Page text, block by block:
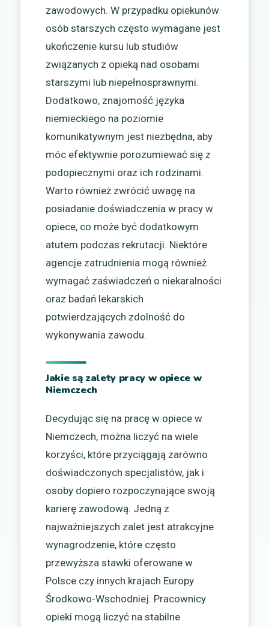
zawodowych. W przypadku opiekunów
osób starszych często wymagane jest
ukończenie kursu lub studiów
związanych z opieką nad osobami
starszymi lub niepełnosprawnymi.
Dodatkowo, znajomość języka
niemieckiego na poziomie
komunikatywnym jest niezbędna, aby
móc efektywnie porozumiewać się z
podopiecznymi oraz ich rodzinami.
Warto również zwrócić uwagę na
posiadanie doświadczenia w pracy w
opiece, co może być dodatkowym
atutem podczas rekrutacji. Niektóre
agencje zatrudnienia mogą również
wymagać zaświadczeń o niekaralności
oraz badań lekarskich
potwierdzających zdolność do
wykonywania zawodu.
Jakie są zalety pracy w opiece w
Niemczech
Decydując się na pracę w opiece w
Niemczech, można liczyć na wiele
korzyści, które przyciągają zarówno
doświadczonych specjalistów, jak i
osoby dopiero rozpoczynające swoją
karierę zawodową. Jedną z
najważniejszych zalet jest atrakcyjne
wynagrodzenie, które często
przewyższa stawki oferowane w
Polsce czy innych krajach Europy
Środkowo-Wschodniej. Pracownicy
opieki mogą liczyć na stabilne